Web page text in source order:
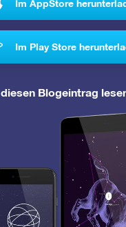
Im AppStore
Im Play Store
diesen Blogeintrag